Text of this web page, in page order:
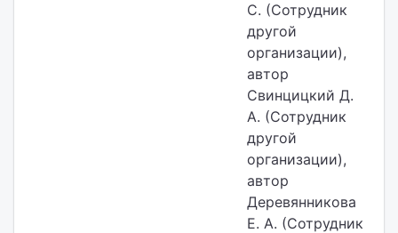
С. (Сотрудник
другой
организации),
автор
Свинцицкий Д.
А. (Сотрудник
другой
организации),
автор
Деревянникова
Е. А. (Сотрудник